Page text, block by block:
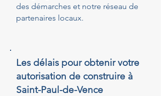
des démarches et notre réseau de
partenaires locaux.
Les délais pour obtenir votre
autorisation de construire à
Saint-Paul-de-Vence